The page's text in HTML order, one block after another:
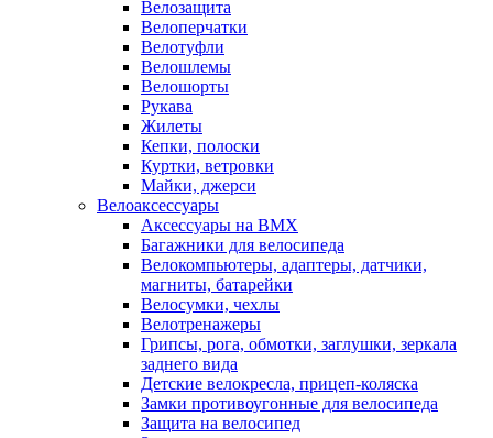
Велозащита
Велоперчатки
Велотуфли
Велошлемы
Велошорты
Рукава
Жилеты
Кепки, полоски
Куртки, ветровки
Майки, джерси
Велоаксессуары
Аксессуары на BMX
Багажники для велосипеда
Велокомпьютеры, адаптеры, датчики,
магниты, батарейки
Велосумки, чехлы
Велотренажеры
Грипсы, рога, обмотки, заглушки, зеркала
заднего вида
Детские велокресла, прицеп-коляска
Замки противоугонные для велосипеда
Защита на велосипед